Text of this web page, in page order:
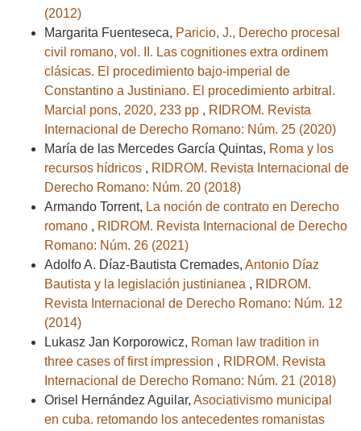
(2012)
Margarita Fuenteseca, Paricio, J., Derecho procesal
civil romano, vol. II. Las cognitiones extra ordinem
clásicas. El procedimiento bajo-imperial de
Constantino a Justiniano. El procedimiento arbitral.
Marcial pons, 2020, 233 pp , RIDROM. Revista
Internacional de Derecho Romano: Núm. 25 (2020)
María de las Mercedes García Quintas, Roma y los
recursos hídricos , RIDROM. Revista Internacional de
Derecho Romano: Núm. 20 (2018)
Armando Torrent, La noción de contrato en Derecho
romano , RIDROM. Revista Internacional de Derecho
Romano: Núm. 26 (2021)
Adolfo A. Díaz-Bautista Cremades, Antonio Díaz
Bautista y la legislación justinianea , RIDROM.
Revista Internacional de Derecho Romano: Núm. 12
(2014)
Lukasz Jan Korporowicz, Roman law tradition in
three cases of first impression , RIDROM. Revista
Internacional de Derecho Romano: Núm. 21 (2018)
Orisel Hernández Aguilar, Asociativismo municipal
en cuba. retomando los antecedentes romanistas